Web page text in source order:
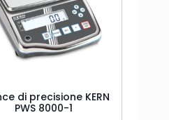
di precisione KERN
PWS 8000-1